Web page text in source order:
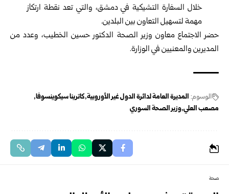
خلال السفارة التشيكية في دمشق، والتي تعد نقطة ارتكاز
مهمة لتسهيل التعاون بين البلدين.
حضر الاجتماع معاون وزير الصحة الدكتور حسين الخطيب، وعدد من
المديرين والمعنيين في الوزارة.
الوسوم: المديرة العامة لدائرة الدول غير الأوروبية كاترينا سيكوينسوفا
مصعب العلي وزير الصحة السوري
صحة